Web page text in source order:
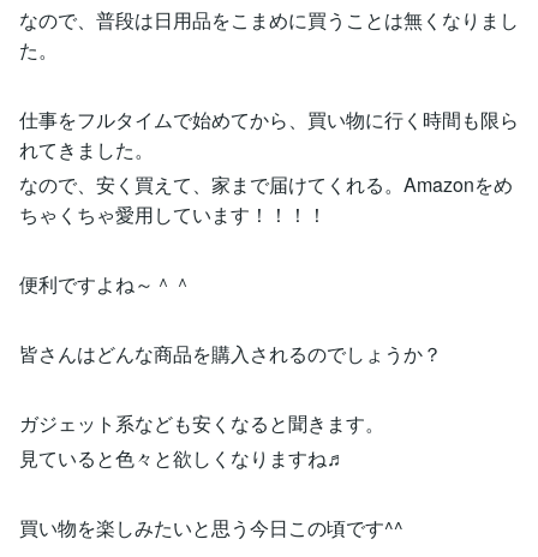
なので、普段は日用品をこまめに買うことは無くなりまし
た。
仕事をフルタイムで始めてから、買い物に行く時間も限ら
れてきました。
なので、安く買えて、家まで届けてくれる。Amazonをめ
ちゃくちゃ愛用しています！！！！
便利ですよね～＾＾
皆さんはどんな商品を購入されるのでしょうか？
ガジェット系なども安くなると聞きます。
見ていると色々と欲しくなりますね♬
買い物を楽しみたいと思う今日この頃です^^